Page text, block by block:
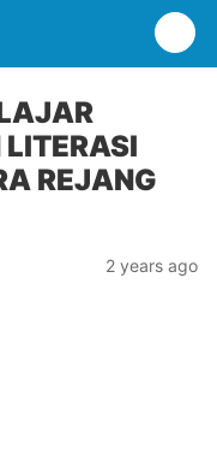
REJANG
2 years ago